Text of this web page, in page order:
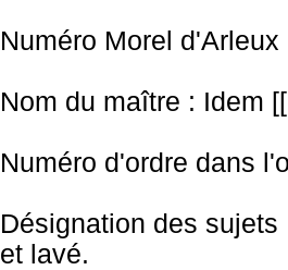
Numéro Morel d'Arleux
Nom du maître : Idem
Numéro d'ordre dans
Désignation des
et lavé.